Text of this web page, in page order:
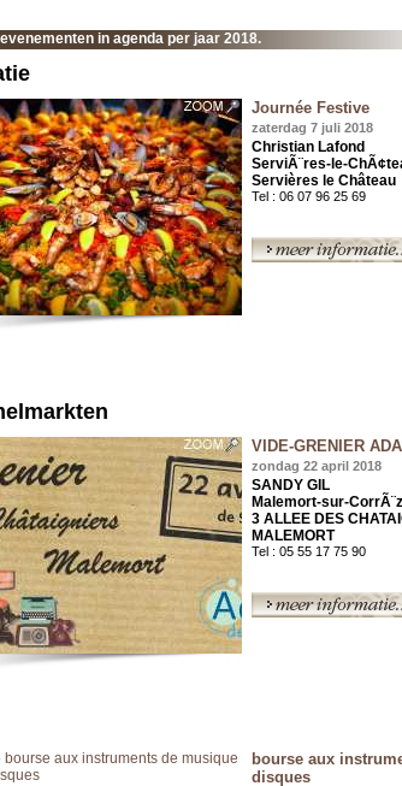
in agenda per jaar 2018.
Journée Festive
zaterdag 7 juli 2018
Christian Lafond
ServiÃ¨res-le-
Servières le Château
Tel : 06 07 96 25 69
VIDE-GRENIER
zondag 22 april 2018
SANDY GIL
Malemort-sur-
3 ALLEE DES
MALEMORT
Tel : 05 55 17 75 90
bourse aux
disques